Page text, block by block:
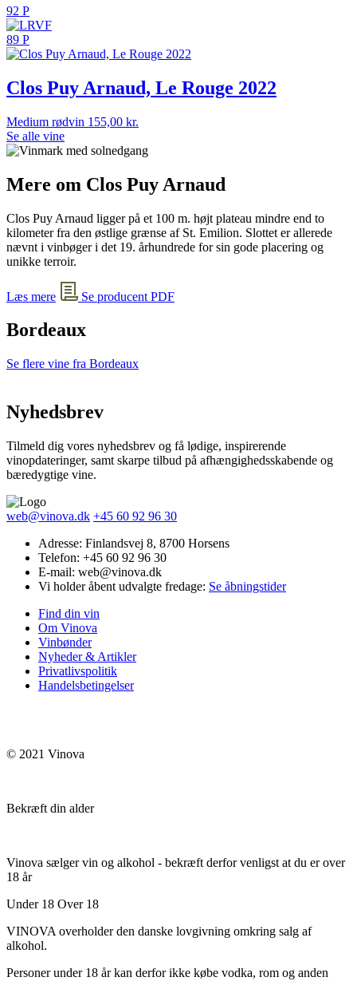
92 P
89 P
Clos Puy Arnaud, Le Rouge 2022
Medium rødvin 155,00 kr.
Se alle vine
Mere om Clos Puy Arnaud
Clos Puy Arnaud ligger på et 100 m. højt plateau mindre end to
kilometer fra den østlige grænse af St. Emilion. Slottet er allerede
nævnt i vinbøger i det 19. århundrede for sin gode placering og
unikke terroir.
Læs mere Se producent PDF
Bordeaux
Se flere vine fra Bordeaux
Nyhedsbrev
Tilmeld dig vores nyhedsbrev og få lødige, inspirerende
vinopdateringer, samt skarpe tilbud på afhængighedsskabende og
bæredygtige vine.
web@vinova.dk +45 60 92 96 30
Adresse: Finlandsvej 8, 8700 Horsens
Telefon: +45 60 92 96 30
E-mail: web@vinova.dk
Vi holder åbent udvalgte fredage: Se åbningstider
Find din vin
Om Vinova
Vinbønder
Nyheder & Artikler
Privatlivspolitik
Handelsbetingelser
© 2021 Vinova
Bekræft din alder
Vinova sælger vin og alkohol - bekræft derfor venligst at du er over
18 år
Under 18 Over 18
VINOVA overholder den danske lovgivning omkring salg af
alkohol.
Personer under 18 år kan derfor ikke købe vodka, rom og anden